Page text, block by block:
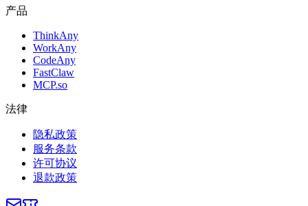
产品
ThinkAny
WorkAny
CodeAny
FastClaw
MCP.so
法律
隐私政策
服务条款
许可协议
退款政策